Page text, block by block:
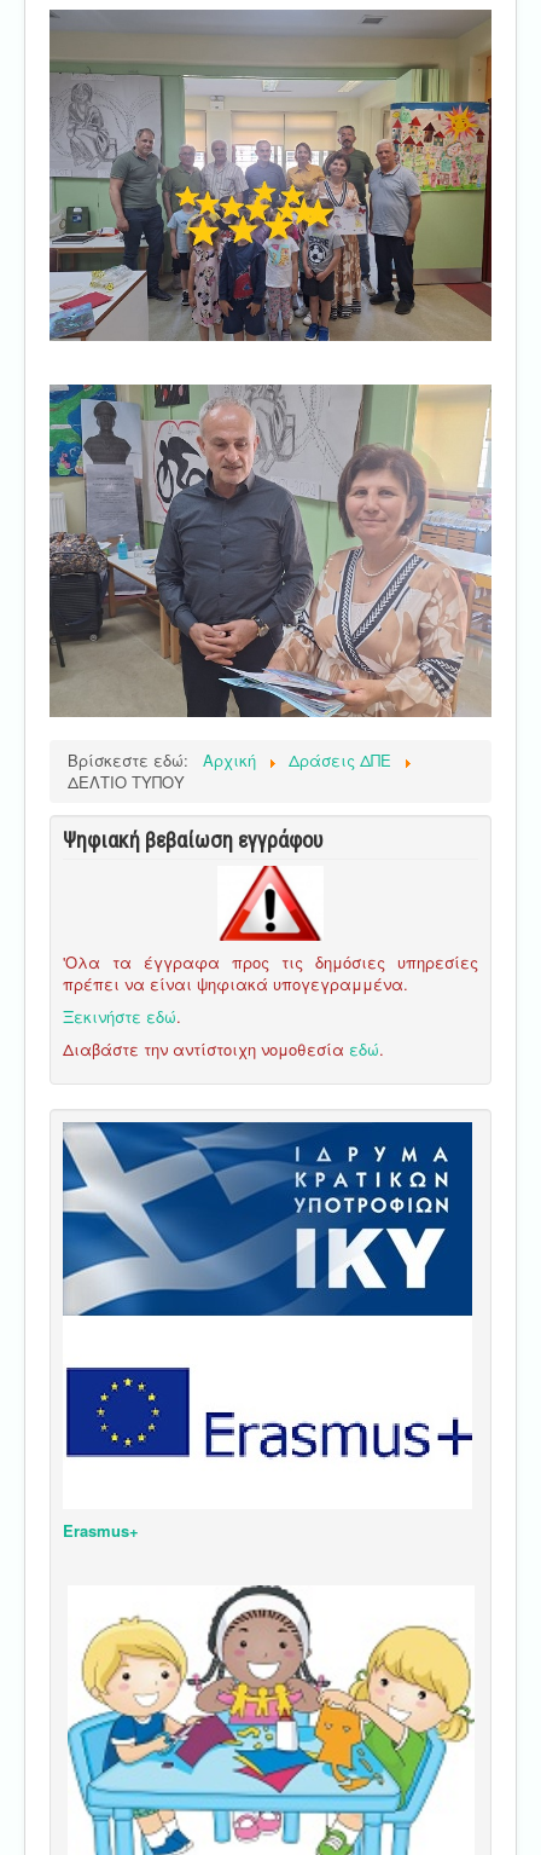
Βρίσκεστε εδώ: Αρχική
Δράσεις ΔΠΕ
ΔΕΛΤΙΟ ΤΥΠΟΥ
Ψηφιακή βεβαίωση εγγράφου
'Ολα τα έγγραφα προς τις δημόσιες υπηρεσίες
πρέπει να είναι ψηφιακά υπογεγραμμένα.
Ξεκινήστε εδώ.
Διαβάστε την αντίστοιχη νομοθεσία εδώ.
Erasmus+